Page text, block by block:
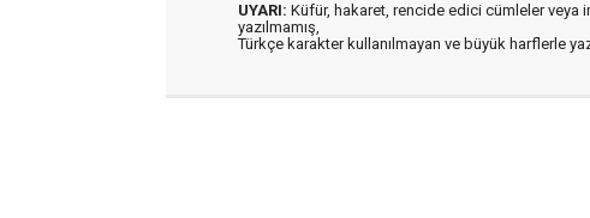
UYARI: Küfür, hakaret, rencide edici cümleler veya
yazılmamış,
Türkçe karakter kullanılmayan ve büyük harflerle